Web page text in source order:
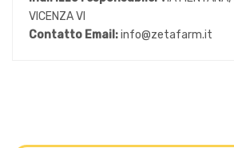
VICENZA VI
Contatto Email:info@zetafarm.it